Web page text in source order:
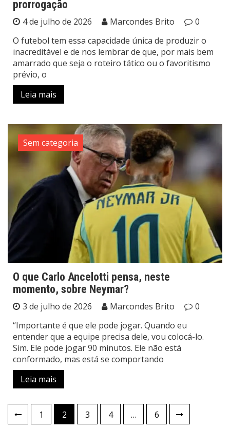
prorrogação
4 de julho de 2026 Marcondes Brito
0
O futebol tem essa capacidade única de produzir o
inacreditável e de nos lembrar de que, por mais bem
amarrado que seja o roteiro tático ou o favoritismo
prévio, o
Leia mais
Sem categoria
O que Carlo Ancelotti pensa, neste
momento, sobre Neymar?
3 de julho de 2026 Marcondes Brito
0
“Importante é que ele pode jogar. Quando eu
entender que a equipe precisa dele, vou colocá-lo.
Sim. Ele pode jogar 90 minutos. Ele não está
conformado, mas está se comportando
Leia mais
Paginação
1 2 3 4 … 6